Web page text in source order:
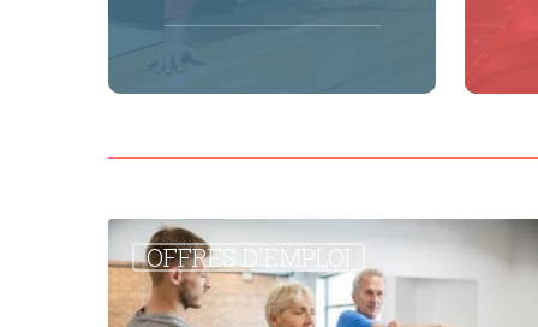
[Saint-
Etienne]
Professeur
de
OFFRES D'EMPLOI